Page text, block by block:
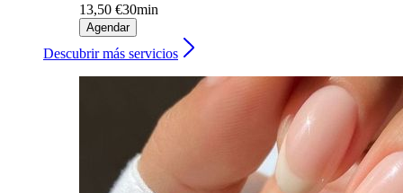
13,50 €30min
Agendar
Descubrir más servicios